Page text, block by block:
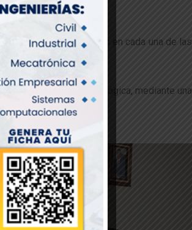
desarrolladas en cada una de las
su comunidad tecnológica, mediante una